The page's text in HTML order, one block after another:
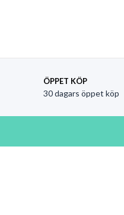
ÖPPET KÖP
30 dagars öppet köp